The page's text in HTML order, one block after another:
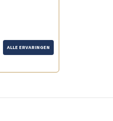
ALLE ERVARINGEN